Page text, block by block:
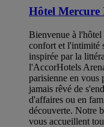
Hôtel Mercure
Bienvenue à
confort et l'intimité
inspirée par la
l'AccorHotels
parisienne en vous
jamais rêvé de
d'affaires ou en
découverte. Notre
vous accueillent